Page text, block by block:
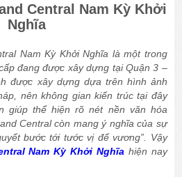
Central Nam Kỳ Khởi
Nghĩa
Nam Kỳ Khởi Nghĩa là một trong
đang được xây dựng tại Quận 3 –
được xây dựng dựa trên hình ảnh
nên không gian kiến trúc tại đây
giúp thể hiện rõ nét nền văn hóa
Central còn mang ý nghĩa của sự
bước tới tước vị đế vương”. Vậy
Nam Kỳ Khởi Nghĩa hiện nay